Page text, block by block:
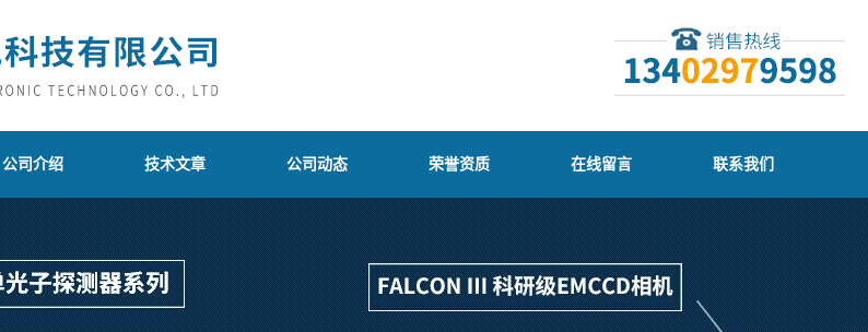
公司介绍 技术文章 公司动态 荣誉资质 在线留言 联系我们